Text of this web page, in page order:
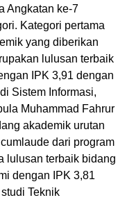
Angkatan ke-7
Kategori pertama
yang diberikan
lulusan terbaik
IPK 3,91 dengan
Sistem Informasi,
Muhammad Fahrur
akademik urutan
dari program
lulusan terbaik bidang
dengan IPK 3,81
Teknik